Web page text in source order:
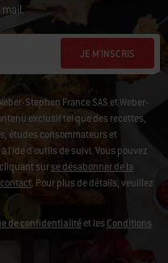
JE M'INSCRIS
Stephen France SAS et Weber-
exclusif tel que des recettes,
études consommateurs et
l'ide d'outils de suivi. Vous pouvez
surse désabonner de la
. Pour plus de détails, veuillez
de confidentialitéet lesConditions